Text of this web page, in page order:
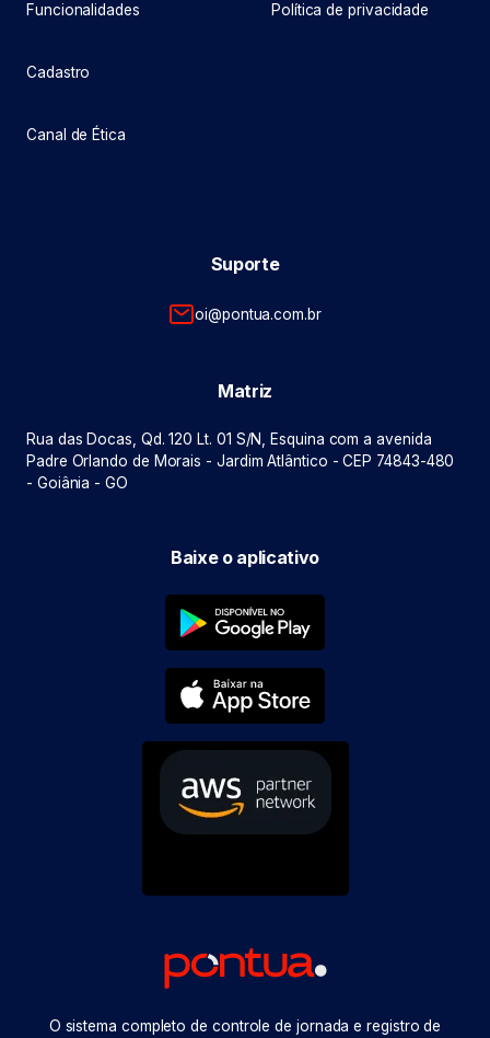
Funcionalidades
Cadastro
Canal de Ética
Política de privacidade
Suporte
oi@pontua.com.br
Matriz
Rua das Docas, Qd. 120 Lt. 01 S/N, Esquina com a avenida
Padre Orlando de Morais - Jardim Atlântico - CEP 74843-480
- Goiânia - GO
Baixe o aplicativo
O sistema completo de controle de jornada e registro de